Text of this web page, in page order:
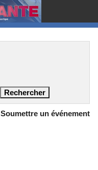
Soumettre un événement